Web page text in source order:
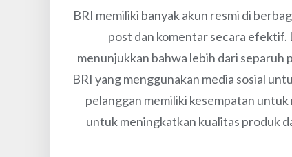
BRI memiliki banyak akun resmi di
post dan komentar secara efektif.
menunjukkan bahwa lebih dari separuh
BRI yang menggunakan media sosial
pelanggan memiliki kesempatan
untuk meningkatkan kualitas produk